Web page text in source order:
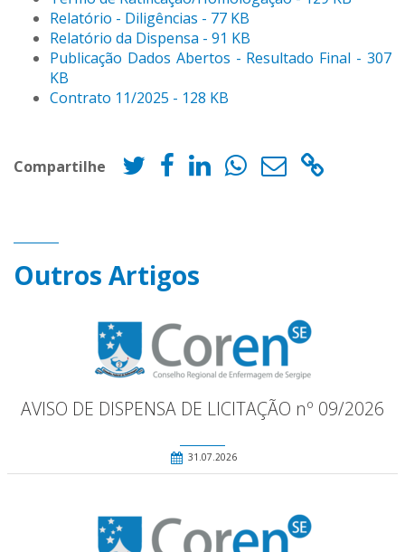
Relatório - Diligências - 77 KB
Relatório da Dispensa - 91 KB
Publicação Dados Abertos - Resultado Final - 307
KB
Contrato 11/2025 - 128 KB
Compartilhe
Outros Artigos
AVISO DE DISPENSA DE LICITAÇÃO nº 09/2026
31.07.2026